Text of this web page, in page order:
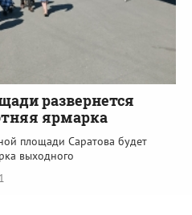
развернется
ярмарка
площади Саратова будет
выходного
1